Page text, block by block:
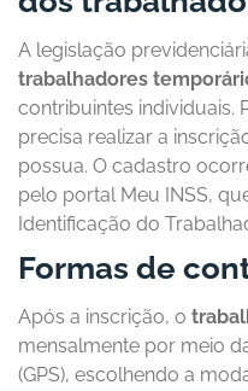
A legislação
trabalhadores
contribuintes individuais.
precisa realizar a
possua. O cadastro
pelo portal Meu INSS,
Identificação do
Formas de
Após a inscrição, o
mensalmente por meio
(GPS), escolhendo a